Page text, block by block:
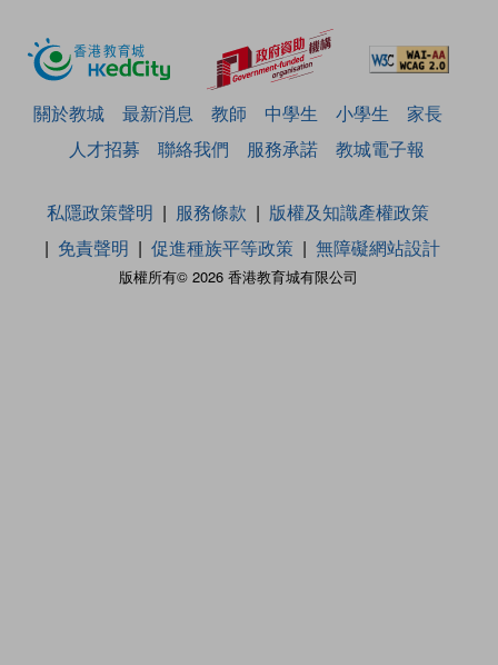
關於教城 最新消息 教師 中學生 小學生
家長
人才招募
聯絡我們 服務承諾 教城電子報
版權所有© 2026 香港教育城有限公司
私隱政策聲明 服務條款
版權及知識產權政策
免責聲明
促進種族平等政策 無障礙網站設計